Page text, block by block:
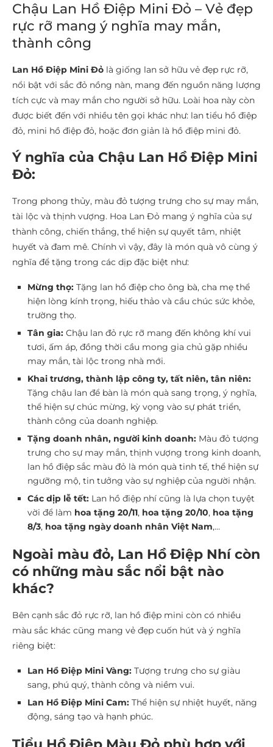
Chậu Lan Hồ Điệp Mini Đỏ – Vẻ đẹp
rực rỡ mang ý nghĩa may mắn,
thành công
Lan Hồ Điệp Mini Đỏ là giống lan sở hữu vẻ đẹp rực rỡ,
nổi bật với sắc đỏ nồng nàn, mang đến nguồn năng lượng
tích cực và may mắn cho người sở hữu. Loài hoa này còn
được biết đến với nhiều tên gọi khác như: lan tiểu hồ điệp
đỏ, mini hồ điệp đỏ, hoặc đơn giản là hồ điệp mini đỏ.
Ý nghĩa của Chậu Lan Hồ Điệp Mini
Đỏ:
Trong phong thủy, màu đỏ tượng trưng cho sự may mắn,
tài lộc và thịnh vượng. Hoa Lan Đỏ mang ý nghĩa của sự
thành công, chiến thắng, thể hiện sự quyết tâm, nhiệt
huyết và đam mê. Chính vì vậy, đây là món quà vô cùng ý
nghĩa để tặng trong các dịp đặc biệt như:
Mừng thọ: Tặng lan hồ điệp cho ông bà, cha mẹ thể
hiện lòng kính trọng, hiếu thảo và cầu chúc sức khỏe,
trường thọ.
Tân gia: Chậu lan đỏ rực rỡ mang đến không khí vui
tươi, ấm áp, đồng thời cầu mong gia chủ gặp nhiều
may mắn, tài lộc trong nhà mới.
Khai trương, thành lập công ty, tất niên, tân niên:
Tặng chậu lan để bàn là món quà sang trọng, ý nghĩa,
thể hiện sự chúc mừng, kỳ vọng vào sự phát triển,
thành công của doanh nghiệp.
Tặng doanh nhân, người kinh doanh: Màu đỏ tượng
trưng cho sự may mắn, thịnh vượng trong kinh doanh,
lan hồ điệp sắc màu đỏ là món quà tinh tế, thể hiện sự
ngưỡng mộ, tin tưởng vào sự nghiệp của người nhận.
Các dịp lễ tết: Lan hồ điệp nhí cũng là lựa chọn tuyệt
vời để làm hoa tặng 20/11, hoa tặng 20/10, hoa tặng
8/3, hoa tặng ngày doanh nhân Việt Nam,…
Ngoài màu đỏ, Lan Hồ Điệp Nhí còn
có những màu sắc nổi bật nào
khác?
Bên cạnh sắc đỏ rực rỡ, lan hồ điệp mini còn có nhiều
màu sắc khác cũng mang vẻ đẹp cuốn hút và ý nghĩa
riêng biệt:
Lan Hồ Điệp Mini Vàng: Tượng trưng cho sự giàu
sang, phú quý, thành công và niềm vui.
Lan Hồ Điệp Mini Cam: Thể hiện sự nhiệt huyết, năng
động, sáng tạo và hạnh phúc.